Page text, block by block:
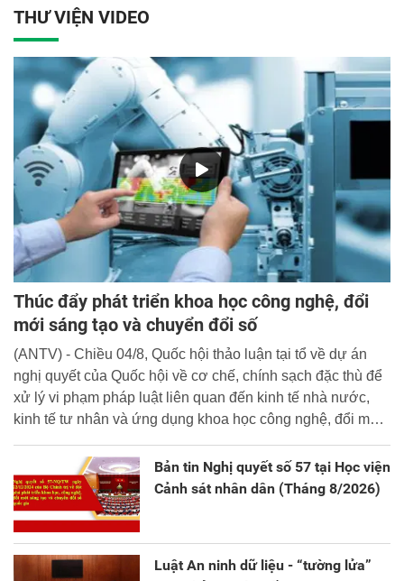
THƯ VIỆN VIDEO
Thúc đẩy phát triển khoa học công nghệ, đổi
mới sáng tạo và chuyển đổi số
(ANTV) - Chiều 04/8, Quốc hội thảo luận tại tổ về dự án
nghị quyết của Quốc hội về cơ chế, chính sạch đặc thù để
xử lý vi phạm pháp luật liên quan đến kinh tế nhà nước,
kinh tế tư nhân và ứng dụng khoa học công nghệ, đổi mới
Bản tin Nghị quyết số 57 tại Học viện
Cảnh sát nhân dân (Tháng 8/2026)
Luật An ninh dữ liệu - “tường lửa”